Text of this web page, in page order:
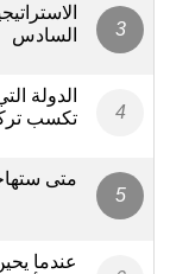
السادس
الدولة
تكسب
متى
عندما